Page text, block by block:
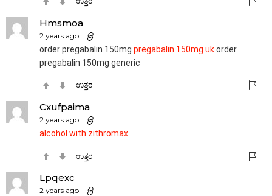
Hmsmoa
2 years ago
order pregabalin 150mg pregabalin 150mg ukorder
pregabalin 150mg generic
ಉತ್ತರ
Cxufpaima
2 years ago
alcohol with zithromax
ಉತ್ತರ
Lpqexc
2 years ago